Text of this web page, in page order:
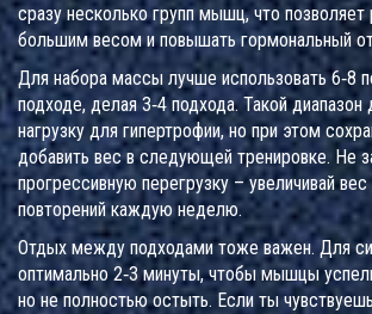
сразу несколько групп мышц, что позволяет
большим весом и повышать гормональный
Для набора массы лучше использовать 6‑8
подходе, делая 3‑4 подхода. Такой
нагрузку для гипертрофии, но при этом
добавить вес в следующей тренировке. Не
прогрессивную перегрузку – увеличивай
повторений каждую неделю.
Отдых между подходами тоже важен. Для
оптимально 2‑3 минуты, чтобы мышцы
но не полностью остыть. Если ты